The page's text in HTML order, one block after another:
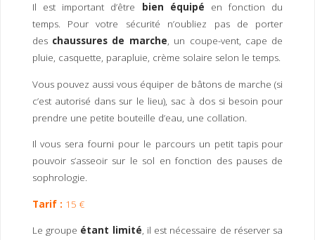
Il est important d’être bien équipé en fonction du
temps. Pour votre sécurité n’oubliez pas de porter
des chaussures de marche, un coupe-vent, cape de
pluie, casquette, parapluie, crème solaire selon le temps.
Vous pouvez aussi vous équiper de bâtons de marche (si
c’est autorisé dans sur le lieu), sac à dos si besoin pour
prendre une petite bouteille d’eau, une collation.
Il vous sera fourni pour le parcours un petit tapis pour
pouvoir s’asseoir sur le sol en fonction des pauses de
sophrologie.
Tarif : 15 €
Le groupe étant limité, il est nécessaire de réserver sa